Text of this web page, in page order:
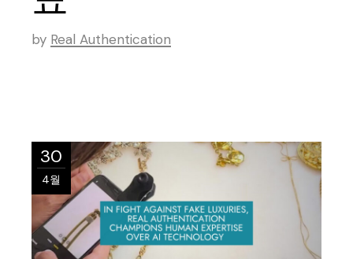
by Real Authentication
30
4월